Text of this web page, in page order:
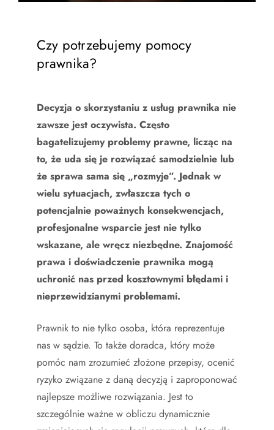
Czy potrzebujemy pomocy
prawnika?
Decyzja o skorzystaniu z usług prawnika nie
zawsze jest oczywista. Często
bagatelizujemy problemy prawne, licząc na
to, że uda się je rozwiązać samodzielnie lub
że sprawa sama się „rozmyje”. Jednak w
wielu sytuacjach, zwłaszcza tych o
potencjalnie poważnych konsekwencjach,
profesjonalne wsparcie jest nie tylko
wskazane, ale wręcz niezbędne. Znajomość
prawa i doświadczenie prawnika mogą
uchronić nas przed kosztownymi błędami i
nieprzewidzianymi problemami.
Prawnik to nie tylko osoba, która reprezentuje
nas w sądzie. To także doradca, który może
pomóc nam zrozumieć złożone przepisy, ocenić
ryzyko związane z daną decyzją i zaproponować
najlepsze możliwe rozwiązania. Jest to
szczególnie ważne w obliczu dynamicznie